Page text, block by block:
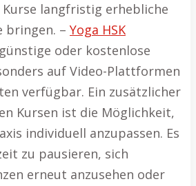
langfristig erhebliche
bringen. – Yoga HSK
oder kostenlose
auf Video-Plattformen
verfügbar. Ein zusätzlicher
Kursen ist die Möglichkeit,
individuell anzupassen. Es
zu pausieren, sich
erneut anzusehen oder